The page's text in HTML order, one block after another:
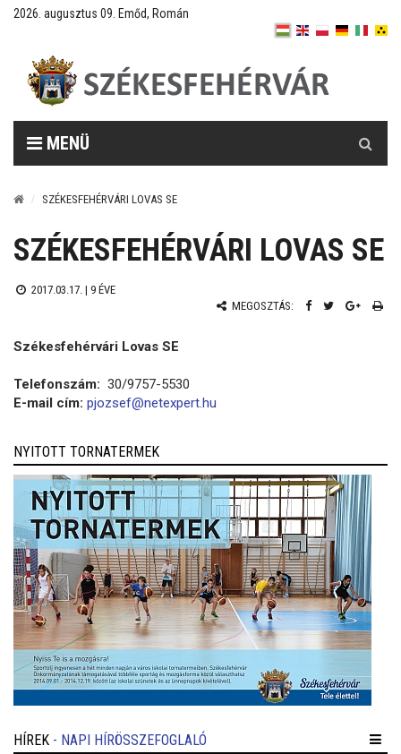
2026. augusztus 09. Emőd, Román
MENÜ
SZÉKESFEHÉRVÁRI LOVAS SE
SZÉKESFEHÉRVÁRI LOVAS SE
2017.03.17. | 9 ÉVE
MEGOSZTÁS:
Székesfehérvári Lovas SE
Telefonszám: 30/9757-5530
E-mail cím: pjozsef@netexpert.hu
NYITOTT TORNATERMEK
HÍREK - NAPI HÍRÖSSZEFOGLALÓ